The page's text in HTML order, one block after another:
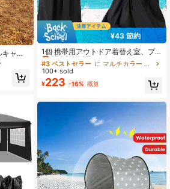
ャン
UV耐
納サ
収容
¥43 節約
1個 携帯用アウトドア着替え室、プ
ライバシー着替えテント、フルカバ
ーデザイン、露出防止、折りたたみ
式コンパクト、持ち運び簡単、ビー
チ、プール、キャンプ、旅行、アウ
ます、多機能ビーチ着替えタオル、
簡単にお手入れでき再利用可能、ビ
ーチ着替えクローク、キャンププラ
イバシーテント、ビーチ旅行用品、
キャンプアクセサリー、アウトドア
愛好家に最適、ハロウィンの理想的
なホリデーギフト
#3 ベストセラー
に マルチカラー キャンプ用テント
売り切れ間近！
#3 ベストセラー
売り切れ間近！
#3 ベストセラー
売り切れ間近！
#3 ベストセラー
に マルチカラー キャンプ用テント
100+ sold
¥223 -16% 概算